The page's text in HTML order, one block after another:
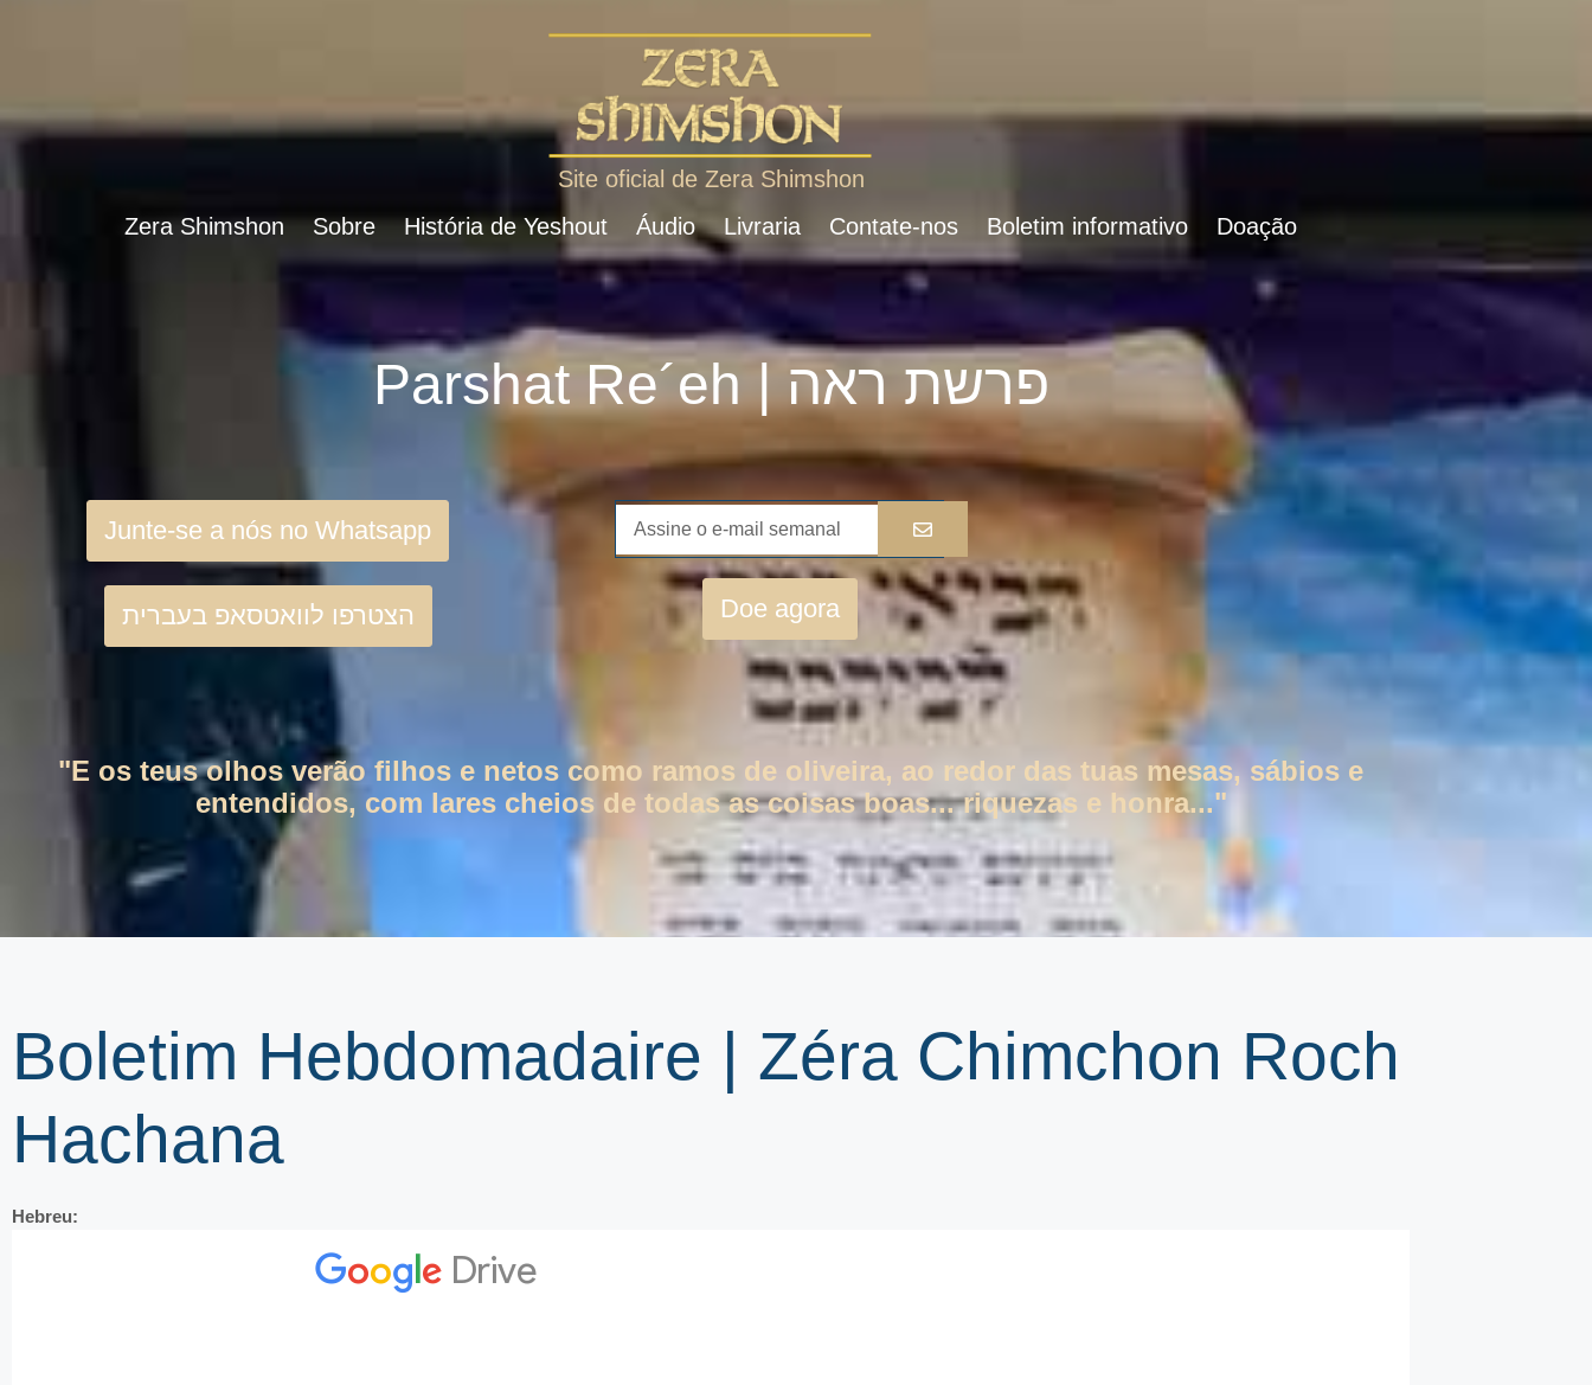
Site oficial de Zera Shimshon
Zera Shimshon
Sobre História de Yeshout Áudio Livraria Contate-nos Boletim informativo Doação
Parshat Re´eh | פרשת ראה
Junte-se a nós no Whatsapp
הצטרפו לוואטסאפ בעברית Doe agora
"E os teus olhos verão filhos e netos como ramos de oliveira, ao redor das tuas mesas, sábios e
entendidos, com lares cheios de todas as coisas boas... riquezas e honra..."
Boletim Hebdomadaire | Zéra Chimchon Roch
Hachana
Hebreu: